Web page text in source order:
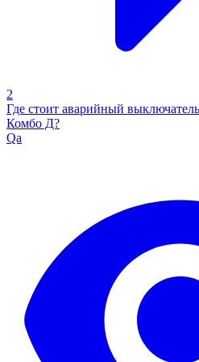
2
Где стоит аварийный
Комбо Д?
Qa